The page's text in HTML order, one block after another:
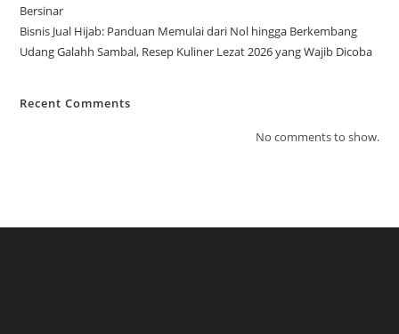
Bersinar
Bisnis Jual Hijab: Panduan Memulai dari Nol hingga Berkembang
Udang Galahh Sambal, Resep Kuliner Lezat 2026 yang Wajib Dicoba
Recent Comments
No comments to show.